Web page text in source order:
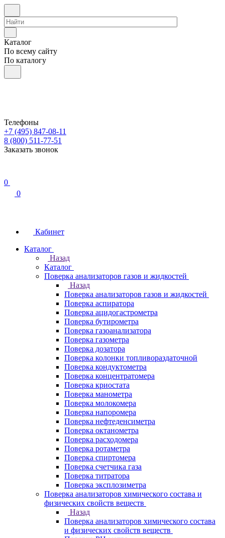
Каталог
По всему сайту
По каталогу
Телефоны
+7 (495) 847-08-11
8 (800) 511-77-51
Заказать звонок
0
0
Кабинет
Каталог
Назад
Каталог
Поверка анализаторов газов и жидкостей
Назад
Поверка анализаторов газов и жидкостей
Поверка аспиратора
Поверка ацидогастрометра
Поверка бутирометра
Поверка газоанализатора
Поверка газометра
Поверка дозатора
Поверка колонки топливораздаточной
Поверка кондуктометра
Поверка концентратомера
Поверка криостата
Поверка манометра
Поверка молокомера
Поверка напоромера
Поверка нефтеденсиметра
Поверка октанометра
Поверка расходомера
Поверка ротаметра
Поверка спиртомера
Поверка счетчика газа
Поверка титратора
Поверка эксплозиметра
Поверка анализаторов химического состава и
физических свойств веществ
Назад
Поверка анализаторов химического состава
и физических свойств веществ